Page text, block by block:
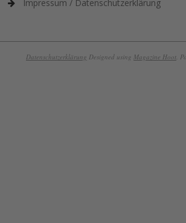
Impressum / Datenschutzerklärung
Datenschutzerklärung Designed using Magazine Hoot.